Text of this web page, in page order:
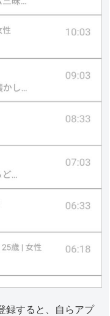
録すると、自らアプ